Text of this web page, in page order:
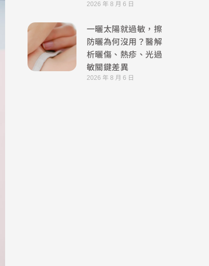
2026 年 8 月 6 日
一曬太陽就過敏，擦
防曬為何沒用？醫解
析曬傷、熱疹、光過
敏關鍵差異
2026 年 8 月 6 日